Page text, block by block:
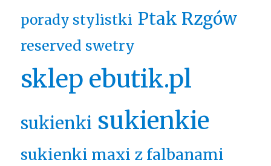
porady stylistki Ptak Rzgów
reserved swetry
sklep ebutik.pl
sukienki sukienkie
sukienki maxi z falbanami